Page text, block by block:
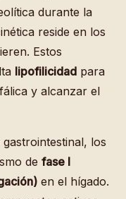
durante la
reside en los
Estos
lipofilicidad para
y alcanzar el
los
de fase I
en el hígado.